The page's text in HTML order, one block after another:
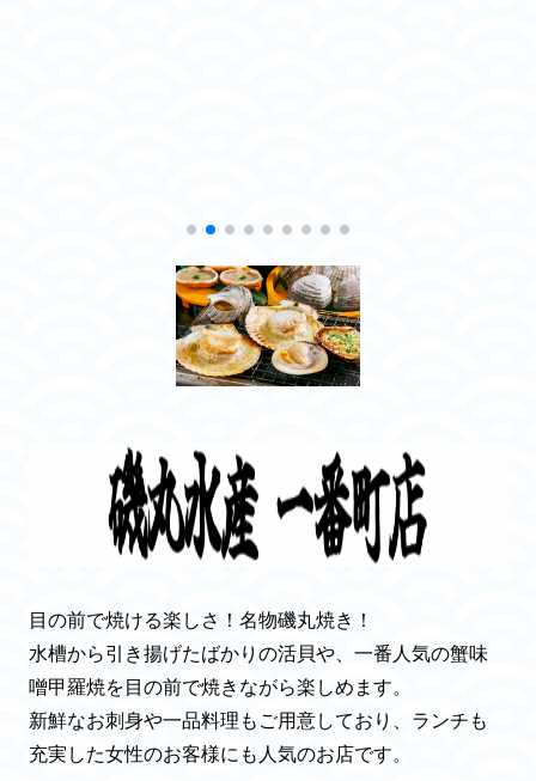
目の前で焼ける楽しさ！名物磯丸焼き！
水槽から引き揚げたばかりの活貝や、一番人気の蟹味
噌甲羅焼を目の前で焼きながら楽しめます。
新鮮なお刺身や一品料理もご用意しており、ランチも
充実した女性のお客様にも人気のお店です。